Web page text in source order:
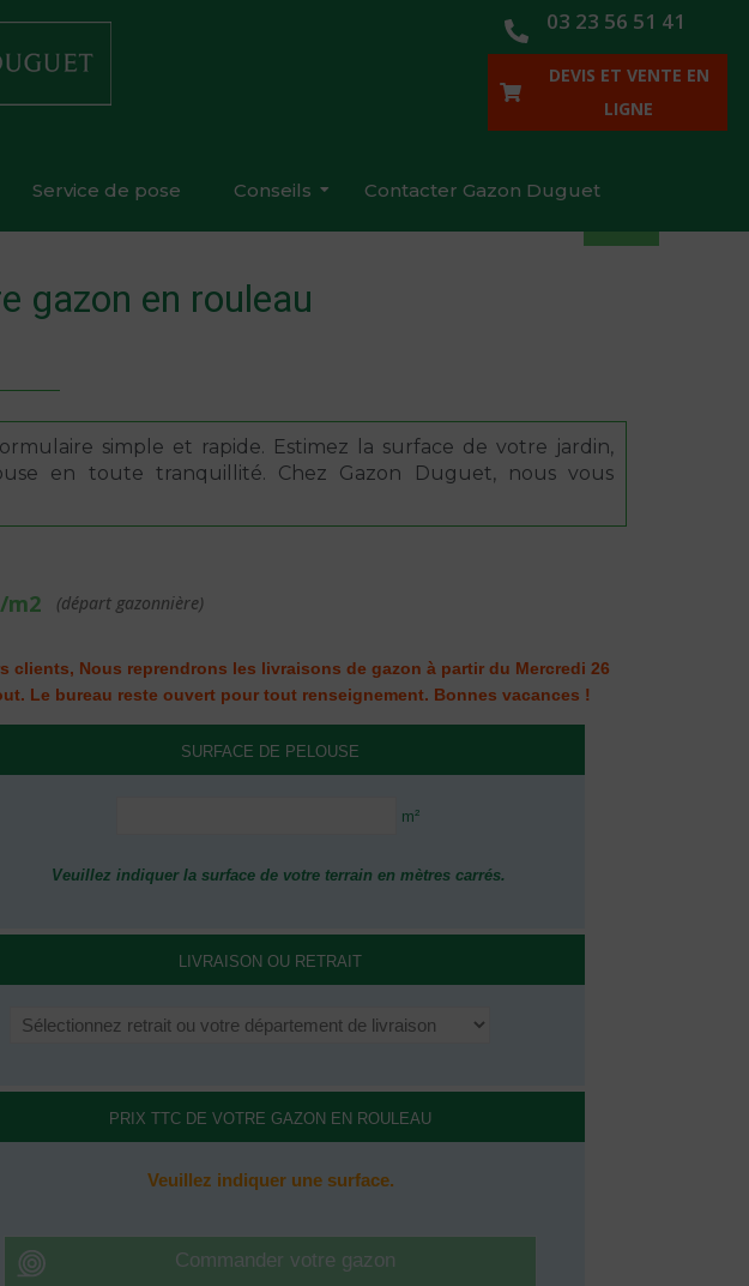
03 23 56 51 41
DEVIS ET VENTE EN
LIGNE
Service de pose Conseils Contacter Gazon Duguet
gazon en rouleau
simple et rapide. Estimez la surface de votre jardin,
en toute tranquillité. Chez Gazon Duguet, nous vous
m2 (départ gazonnière)